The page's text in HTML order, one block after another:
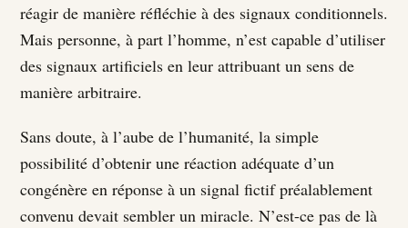
réagir de manière réfléchie à des signaux conditionnels.
Mais personne, à part l’homme, n’est capable d’utiliser
des signaux artificiels en leur attribuant un sens de
manière arbitraire.
Sans doute, à l’aube de l’humanité, la simple
possibilité d’obtenir une réaction adéquate d’un
congénère en réponse à un signal fictif préalablement
convenu devait sembler un miracle. N’est-ce pas de là